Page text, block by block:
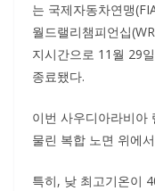
는 국제자동차연맹
월드랠리챔피언십
지시간으로 11월 29
종료됐다.
이번 사우디아라비아
물린 복합 노면 위에
특히, 낮 최고기온이